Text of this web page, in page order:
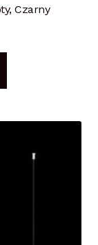
Czarny